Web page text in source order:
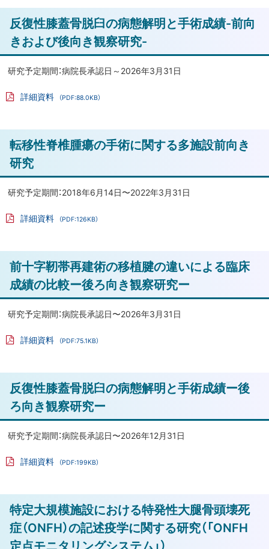
け
た
患
者
の
療
と
足
部
態
に
関
研
究
札
医
大
学
附
院
に
て
足
部・
足
ァ
イ
ル
ト
ッ
プ
に
る
反復性膝蓋骨脱臼の病態解明と手術成績-前向
きおよび後向き観察研究-
研究予定期間：病院長承認日～2026年3月31日
ァ
イ
ル
詳細資料 （PDF:88.0KB）
ト
ッ
プ
に
る
転移性脊椎腫瘍の手術に関する多施設前向き
研究
研究予定期間：2018年6月14日〜2022年3月31日
ァ
イ
ル
詳細資料 （PDF:126KB）
ト
ッ
プ
に
る
前十字靭帯再建術の移植腱の違いによる臨床
成績の比較ー後ろ向き観察研究ー
研究予定期間：病院長承認日〜2026年3月31日
ァ
イ
ル
詳細資料 （PDF:75.1KB）
ト
ッ
に
る
反復性膝蓋骨脱臼の病態解明と手術成績ー後
ろ向き観察研究ー
研究予定期間：病院長承認日〜2026年12月31日
ァ
イ
ル
詳細資料 （PDF:199KB）
ト
ッ
プ
特定大規模施設における特発性大腿骨頭壊死
症（ONFH）の記述疫学に関する研究（「ONFH
定点モニタリングシステム」）